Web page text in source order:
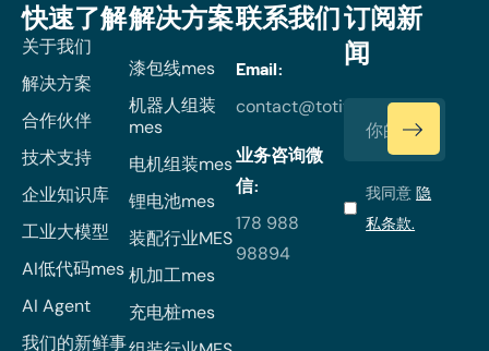
快速了解
关于我们
解决方案
合作伙伴
技术支持
企业知识库
工业大模型
AI低代码mes
AI Agent
我们的新鲜事
解决方案
漆包线mes
机器人组装
mes
电机组装mes
锂电池mes
装配行业MES
机加工mes
充电桩mes
联系我们
Email:
contact@totiverse.com
业务咨询微
信:
178 988
98894
订阅新
闻
我同意隐
私条款.